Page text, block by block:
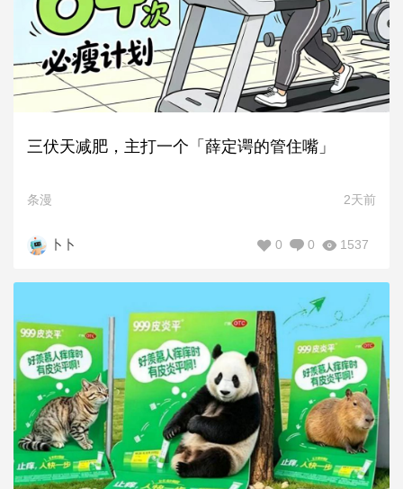
三伏天减肥，主打一个「薛定谔的管住嘴」
条漫 2天前
卜卜 1537
0
0